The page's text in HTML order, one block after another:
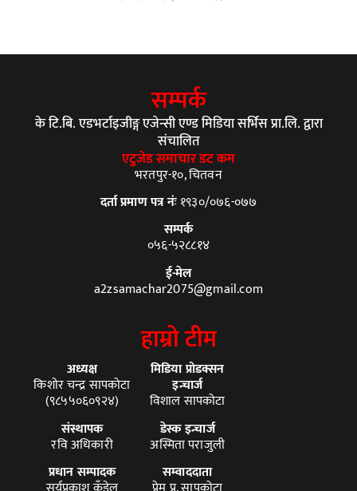
सम्पर्क
के टि.बि. एडभर्टाइजीङ्ग एजेन्सी एण्ड मिडिया सर्भिस प्रा.लि. द्वारा
संचालित
एटुजेड समाचार डट कम
भरतपुर-१०, चितवन
दर्ता प्रमाण पत्र नंः१९३०/०७६-०७७
सम्पर्क
०५६-५२८८१४
ई-मेल
a2zsamachar2075@gmail.com
हाम्रो टीम
अध्यक्ष
किशोर चन्द्र सापकोटा
(९८५५०६०९२४)
संस्थापक
रवि अधिकारी
प्रधान सम्पादक
मिडिया प्रोडक्सन
इन्चार्ज
विशाल सापकोटा
डेस्क इन्चार्ज
अस्मिता पराजुली
सम्वाददाता